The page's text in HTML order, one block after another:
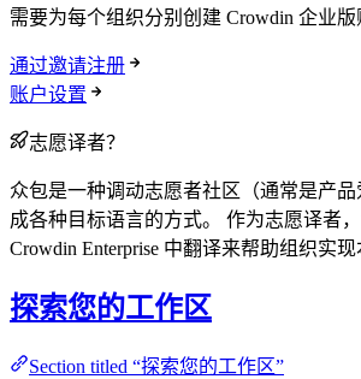
需要为每个组织分别创建 Crowdin 企业版
通过邀请注册
账户设置
志愿译者？
众包是一种调动志愿者社区（通常是产
成各种目标语言的方式。 作为志愿译者
Crowdin Enterprise 中翻译来帮助组织实现
探索您的工作区
Section titled “探索您的工作区”